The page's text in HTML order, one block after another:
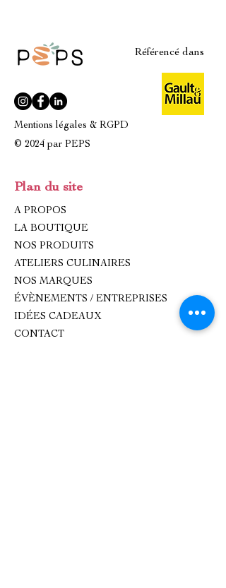
Référencé dans
Mentions légales & RGPD
© 2024 par PEPS
Plan du site
A PROPOS
LA BOUTIQUE
NOS PRODUITS
ATELIERS CULINAIRES
NOS MARQUES
ÉVÈNEMENTS / ENTREPRISES
IDÉES CADEAUX
CONTACT